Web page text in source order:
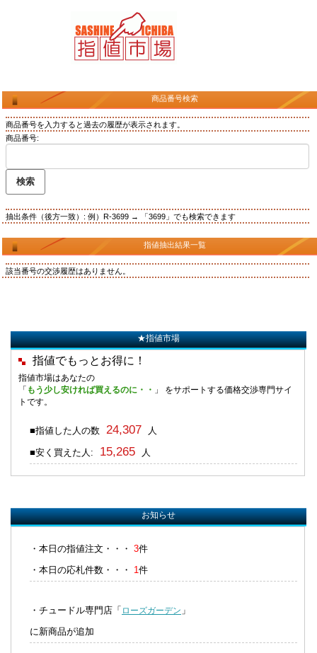
商品番号検索
商品番号を入力すると過去の履歴が表示されます。
商品番号:
抽出条件（後方一致）: 例）R-3699 → 「3699」でも検索できます
指値抽出結果一覧
該当番号の交渉履歴はありません。
★指値市場
指値でもっとお得に！
指値市場はあなたの
「 もう少し安ければ買えるのに・・ 」 をサポートする価格交渉専門サイ
トです。
■指値した人の数 24,307 人
■安く買えた人: 15,265 人
お知らせ
・本日の指値注文・・・ 3件
・本日の応札件数・・・
1件
・チュードル専門店「 ローズガーデン 」
に新商品が追加